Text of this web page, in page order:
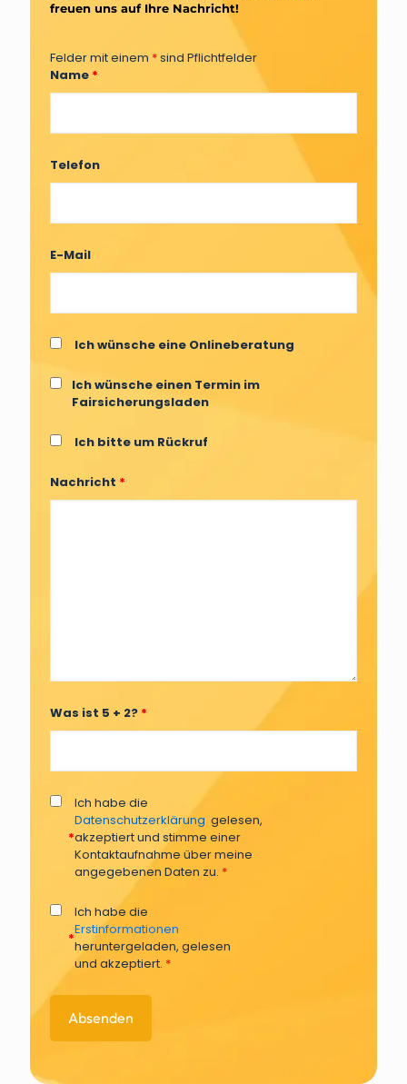
freuen uns auf Ihre Nachricht!
Felder mit einem *sind Pflichtfelder
Name *
Telefon
E-Mail
Ich wünsche eine Onlineberatung
Ich wünsche einen Termin im
Fairsicherungsladen
Ich bitte um Rückruf
Nachricht *
Was ist 5 + 2? *
*
Ich habe die
Datenschutzerklärung gelesen,
akzeptiert und stimme einer
Kontaktaufnahme über meine
angegebenen Daten zu. *
*
Ich habe die
Erstinformationen
heruntergeladen, gelesen
und akzeptiert. *